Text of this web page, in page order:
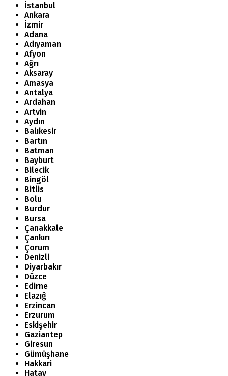
İstanbul
Ankara
İzmir
Adana
Adıyaman
Afyon
Ağrı
Aksaray
Amasya
Antalya
Ardahan
Artvin
Aydın
Balıkesir
Bartın
Batman
Bayburt
Bilecik
Bingöl
Bitlis
Bolu
Burdur
Bursa
Çanakkale
Çankırı
Çorum
Denizli
Diyarbakır
Düzce
Edirne
Elazığ
Erzincan
Erzurum
Eskişehir
Gaziantep
Giresun
Gümüşhane
Hakkari
Hatay